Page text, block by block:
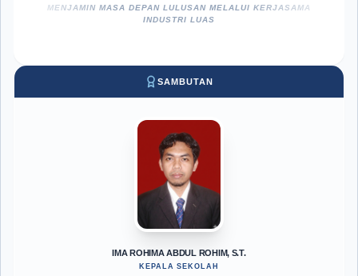
MENJAMIN MASA DEPAN LULUSAN MELALUI KERJASAMA
INDUSTRI LUAS
SAMBUTAN
IMA ROHIMA ABDUL ROHIM, S.T.
KEPALA SEKOLAH